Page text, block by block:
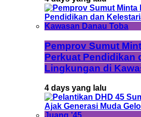
Pemprov Sumut
Perkuat Pendidikan
Lingkungan di
4 days yang lalu